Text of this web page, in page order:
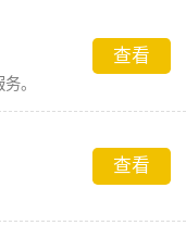
。
查看
查看